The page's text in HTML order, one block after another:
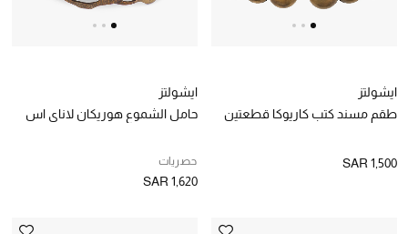
ايشولتز
طقم مسند كتب كاريوكا قطعتين
SAR 1,500
ايشولتز
حامل الشموع هوريكان لاناي اس
حصريات
SAR 1,620